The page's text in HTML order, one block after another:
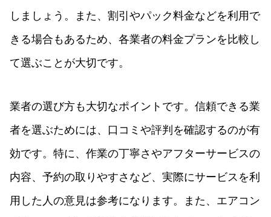
しましょう。また、割引やパック料金などを利用で
きる場合もあるため、各業者の料金プランを比較し
て選ぶことが大切です。
業者の選び方も大切なポイントです。信頼できる業
者を選ぶためには、口コミや評判を確認するのが有
効です。特に、作業の丁寧さやアフターサービスの
内容、予約の取りやすさなど、実際にサービスを利
用した人の意見は参考になります。また、エアコン